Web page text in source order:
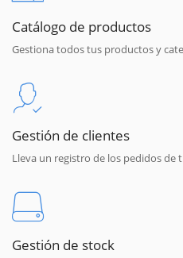
Catálogo de productos
Gestiona todos tus productos y
Gestión de clientes
Lleva un registro de los pedidos de
Gestión de stock